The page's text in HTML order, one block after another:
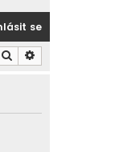
se
Hledat